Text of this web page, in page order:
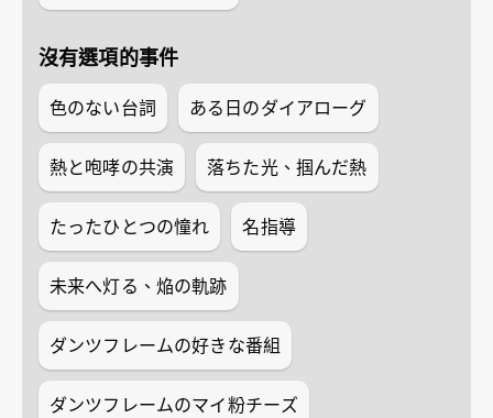
沒有選項的事件
色のない台詞 ある日のダイアローグ
熱と咆哮の共演 落ちた光、掴んだ熱
たったひとつの憧れ 名指導
未来へ灯る、焔の軌跡
ダンツフレームの好きな番組
ダンツフレームのマイ粉チーズ